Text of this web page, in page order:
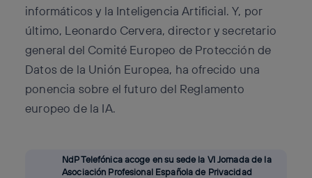
informáticos y la Inteligencia Artificial. Y, por
último, Leonardo Cervera, director y secretario
general del Comité Europeo de Protección de
Datos de la Unión Europea, ha ofrecido una
ponencia sobre el futuro del Reglamento
europeo de la IA.
NdP Telefónica acoge en su sede la VI Jornada de la
Asociación Profesional Española de Privacidad